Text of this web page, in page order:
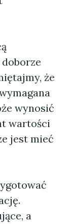
że
wynosić
wartości
jest mieć
a